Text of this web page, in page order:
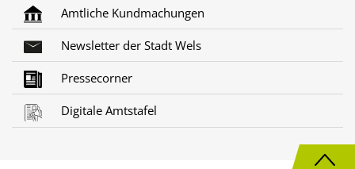
Amtliche Kundmachungen
Newsletter der Stadt Wels
Pressecorner
Digitale Amtstafel